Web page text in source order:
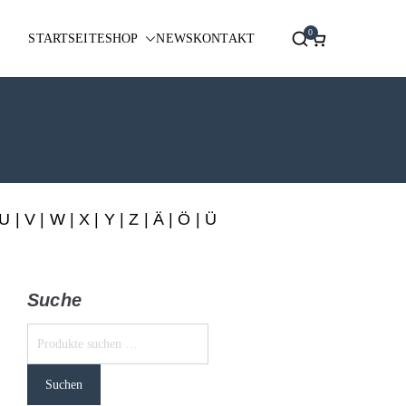
STARTSEITESHOP NEWSKONTAKT 0
U V W|X Y|Z Ä| Ö | Ü
Suche
Suchen